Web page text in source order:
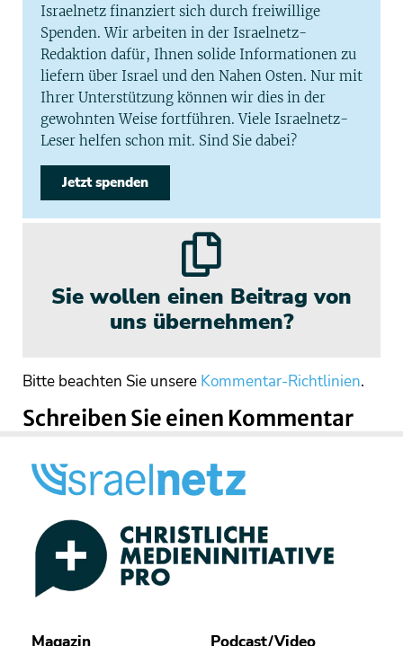
Israelnetz finanziert sich durch freiwillige
Spenden. Wir arbeiten in der Israelnetz-
Redaktion dafür, Ihnen solide Informationen zu
liefern über Israel und den Nahen Osten. Nur mit
Ihrer Unterstützung können wir dies in der
gewohnten Weise fortführen. Viele Israelnetz-
Leser helfen schon mit. Sind Sie dabei?
Jetzt spenden
Sie wollen einen Beitrag von
uns übernehmen?
Bitte beachten Sie unsere Kommentar-Richtlinien.
Schreiben Sie einen Kommentar